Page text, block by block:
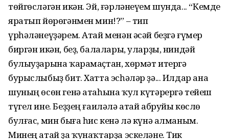
төйгөсләгән икән. Эй, ғәрләнеүем шунда... “Кемде
яратып йөрөгәнмен мин!?” – тип
үрһәләнеүҙәрем. Атай менән әсәй беҙгә ғүмер
биргән икән, беҙ, балалары, уларҙы, ниндәй
булыуҙарына ҡарамаҫтан, хөрмәт итергә
бурыслыбыҙ бит. Хатта эсһәләр ҙә... Илдар ана
шуның өсөн генә атаһына ҡул күтәрергә тейеш
түгел ине. Беҙҙең ғаиләлә атай абруйы көслө
булғас, мин быға һис кенә лә күнә алманым.
Минең атай ҙа ҡунаҡтарҙа эскеләне. Тик